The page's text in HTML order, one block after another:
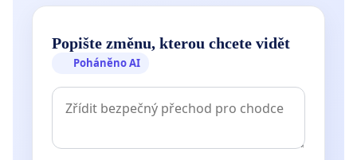
Popište změnu, kterou chcete vidět
Poháněno AI